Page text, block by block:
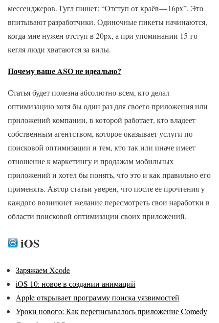
мессенджеров. Гугл пишет: “Отступ от краёв — 16px”. Это
впитывают разработчики. Одиночные пикеты начинаются,
когда мне нужен отступ в 20px, а при упоминании 15-го
кегля люди хватаются за вилы.
Почему ваше ASO не идеально?
Статья будет полезна абсолютно всем, кто делал
оптимизацию хотя бы один раз для своего приложения или
приложений компании, в которой работает, кто владеет
собственным агентством, которое оказывает услуги по
поисковой оптимизации и тем, кто так или иначе имеет
отношение к маркетингу и продажам мобильных
приложений и хотел бы понять, что это и как правильно его
применять. Автор статьи уверен, что после ее прочтения у
каждого возникнет желание пересмотреть свои наработки в
области поисковой оптимизации своих приложений.
iOS
Заряжаем Xcode
iOS 10: новое в создании анимаций
Apple открывает программу поиска уязвимостей
Уроки нового: Как переписывалось приложение Comedy